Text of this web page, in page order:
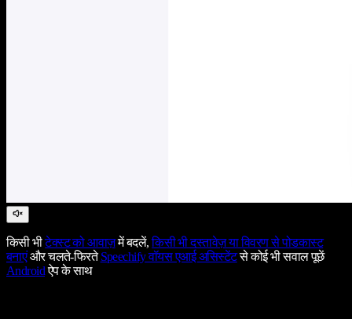
किसी भीटेक्स्ट को आवाज़में बदलें,किसी भी दस्तावेज़ या विवरण से पोडकास्ट
बनाएंऔर चलते-फिरतेSpeechify वॉयस एआई असिस्टेंटसे कोई भी सवाल पूछें
Androidऐप के साथ